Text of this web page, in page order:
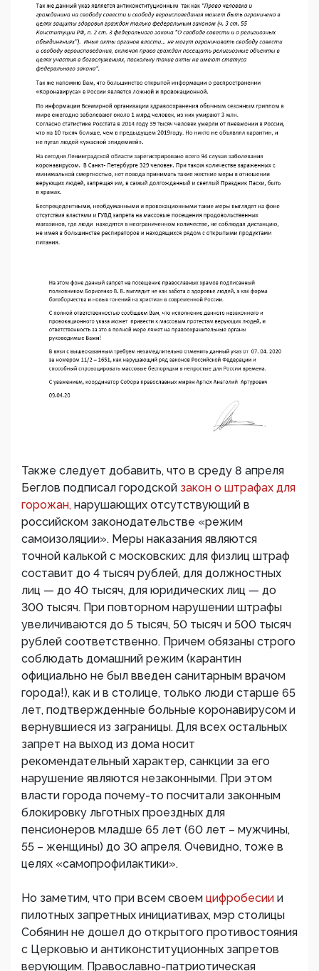
Также следует добавить, что в среду 8 апреля
Беглов подписал городской закон о штрафах для
горожан, нарушающих отсутствующий в
российском законодательстве «режим
самоизоляции». Меры наказания являются
точной калькой с московских: для физлиц штраф
составит до 4 тысяч рублей, для должностных
лиц — до 40 тысяч, для юридических лиц — до
300 тысяч. При повторном нарушении штрафы
увеличиваются до 5 тысяч, 50 тысяч и 500 тысяч
рублей соответственно. Причем обязаны строго
соблюдать домашний режим (карантин
официально не был введен санитарным врачом
города!), как и в столице, только люди старше 65
лет, подтвержденные больные коронавирусом и
вернувшиеся из заграницы. Для всех остальных
запрет на выход из дома носит
рекомендательный характер, санкции за его
нарушение являются незаконными. При этом
власти города почему-то посчитали законным
блокировку льготных проездных для
пенсионеров младше 65 лет (60 лет – мужчины,
55 – женщины) до 30 апреля. Очевидно, тоже в
целях «самопрофилактики».
Но заметим, что при всем своем цифробесии и
пилотных запретных инициативах, мэр столицы
Собянин не дошел до открытого противостояния
с Церковью и антиконституционных запретов
верующим. Православно-патриотическая